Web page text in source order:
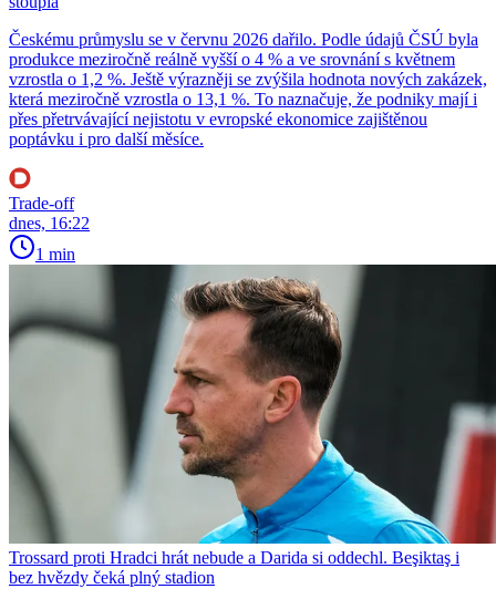
Českému průmyslu se v červnu 2026 dařilo. Podle údajů ČSÚ byla
produkce meziročně reálně vyšší o 4 % a ve srovnání s květnem
vzrostla o 1,2 %. Ještě výrazněji se zvýšila hodnota nových zakázek,
která meziročně vzrostla o 13,1 %. To naznačuje, že podniky mají i
přes přetrvávající nejistotu v evropské ekonomice zajištěnou
poptávku i pro další měsíce.
Trade-off
dnes, 16:22
1 min
Trossard proti Hradci hrát nebude a Darida si oddechl. Beşiktaş i
bez hvězdy čeká plný stadion